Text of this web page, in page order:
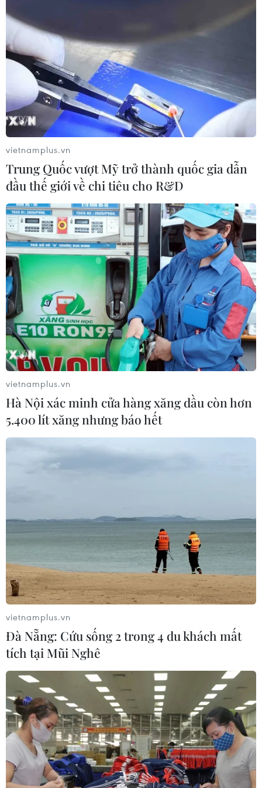
TIN CÙNG CHUYÊN MỤC
Australia điều tra vụ hai máy bay suýt
vietnamplus.vn
Trung Quốc vượt Mỹ trở thành quốc gia dẫn
đầu thế giới về chi tiêu cho R&D
vietnamplus.vn
Hà Nội xác minh cửa hàng xăng dầu còn hơn
5.400 lít xăng nhưng báo hết
vietnamplus.vn
Đà Nẵng: Cứu sống 2 trong 4 du khách mất
tích tại Mũi Nghê